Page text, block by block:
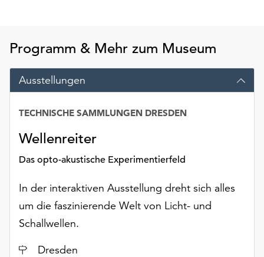
die
Schaltfläche
„Cookie-
Einstellungen“
zur
Verfügung.
Funktionale
Cookies
werden
ohne
Ihr
Einverständnis
weiterhin
ausgeführt.
Programm & Mehr zum Museum
Ausstellungen
Wellenreiter
Das opto-akustische Experimentierfeld
TECHNISCHE SAMMLUNGEN DRESDEN
In der interaktiven Ausstellung dreht sich alles
um die faszinierende Welt von Licht- und
Schallwellen.
Ort
Dresden
Datum